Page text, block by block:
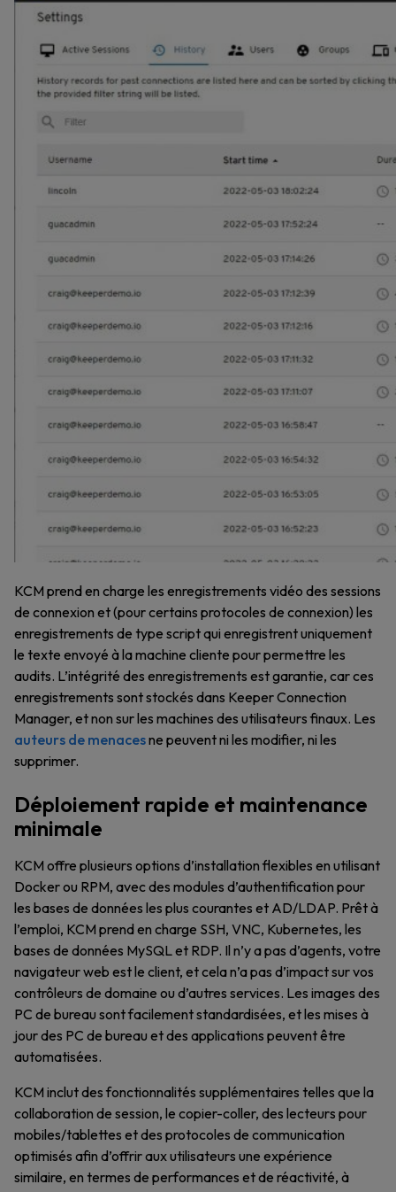
KCM prend en charge les enregistrements vidéo des sessions
de connexion et (pour certains protocoles de connexion) les
enregistrements de type script qui enregistrent uniquement
le texte envoyé à la machine cliente pour permettre les
audits. L’intégrité des enregistrements est garantie, car ces
enregistrements sont stockés dans Keeper Connection
Manager, et non sur les machines des utilisateurs finaux. Les
auteurs de menacesne peuvent ni les modifier, ni les
supprimer.
Déploiement rapide et maintenance
minimale
KCM offre plusieurs options d’installation flexibles en utilisant
Docker ou RPM, avec des modules d’authentification pour
les bases de données les plus courantes et AD/LDAP. Prêt à
l’emploi, KCM prend en charge SSH, VNC, Kubernetes, les
bases de données MySQL et RDP. Il n’y a pas d’agents, votre
navigateur web est le client, et cela n’a pas d’impact sur vos
contrôleurs de domaine ou d’autres services. Les images des
PC de bureau sont facilement standardisées, et les mises à
jour des PC de bureau et des applications peuvent être
automatisées.
KCM inclut des fonctionnalités supplémentaires telles que la
collaboration de session, le copier-coller, des lecteurs pour
mobiles/tablettes et des protocoles de communication
optimisés afin d’offrir aux utilisateurs une expérience
similaire, en termes de performances et de réactivité, à